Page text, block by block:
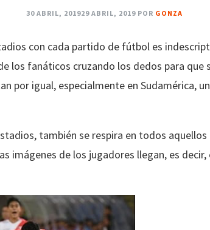
30 ABRIL, 201929 ABRIL, 2019 POR GONZA
con cada partido de fútbol es
los fanáticos cruzando los dedos para que
por igual, especialmente en Sudamérica,
también se respira en todos aquellos
imágenes de los jugadores llegan, es